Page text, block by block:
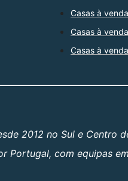
Casas à
Casas à
Casas à
2012 no Sul e Centro
com equipas